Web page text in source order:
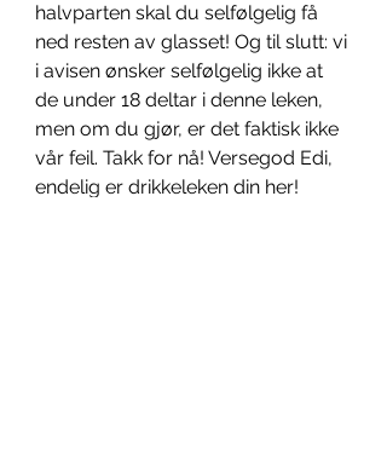
halvparten skal du selfølgelig få
ned resten av glasset! Og til slutt: vi
i avisen ønsker selfølgelig ikke at
de under 18 deltar i denne leken,
men om du gjør, er det faktisk ikke
vår feil. Takk for nå! Versegod Edi,
endelig er drikkeleken din her!